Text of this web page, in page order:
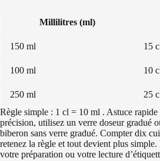
Millilitres (ml)
150 ml 15
100 ml 10
250 ml 25
Règle simple : 1 cl = 10 ml . Astuce
précision, utilisez un verre doseur gradué
biberon sans verre gradué. Compter dix
retenez la règle et tout devient plus
votre préparation ou votre lecture